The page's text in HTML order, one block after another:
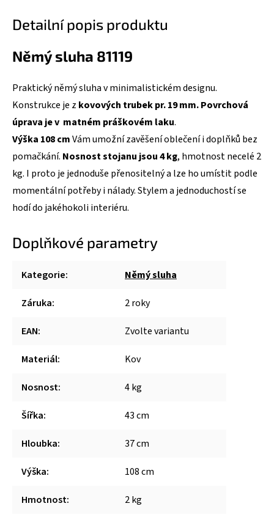
Detailní popis produktu
Němý sluha 81119
Praktický němý sluha v minimalistickém designu.
Konstrukce je z kovových trubek pr. 19 mm. Povrchová
úprava je v matném práškovém laku.
Výška 108 cmVám umožní zavěšení oblečení i doplňků bez
pomačkání. Nosnost stojanu jsou 4 kg, hmotnost necelé 2
kg. I proto je jednoduše přenositelný a lze ho umístit podle
momentální potřeby i nálady. Stylem a jednoduchostí se
hodí do jakéhokoli interiéru.
Doplňkové parametry
Kategorie: Němý sluha
Záruka: 2 roky
EAN: Zvolte variantu
Materiál: Kov
Nosnost: 4 kg
Šířka: 43 cm
Hloubka: 37 cm
Výška: 108 cm
Hmotnost: 2 kg